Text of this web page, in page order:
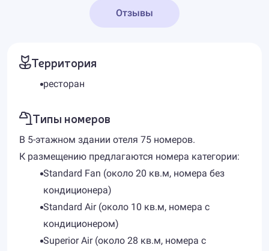
Отзывы
Территория
ресторан
Типы номеров
В 5-этажном здании отеля 75 номеров.
К размещению предлагаются номера категории:
Standard Fan (около 20 кв.м, номера без
кондиционера)
Standard Air (около 10 кв.м, номера с
кондиционером)
Superior Air (около 28 кв.м, номера с